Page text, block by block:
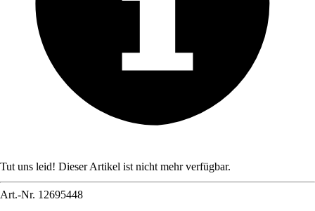
Tut uns leid! Dieser Artikel ist nicht mehr verfügbar.
Art.-Nr. 12695448